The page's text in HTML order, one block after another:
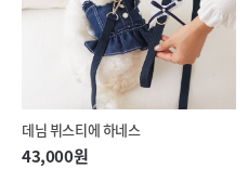
데님 뷔스티에 하네스
43,000원